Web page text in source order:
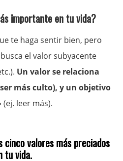
importante en tu vida?
te haga sentir bien, pero
el valor subyacente
Un valor se relaciona
más culto), y un objetivo
(ej. leer más).
cinco valores más preciados
tu vida.